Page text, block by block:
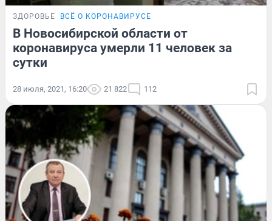
ЗДОРОВЬЕ ВСЁ О КОРОНАВИРУСЕ
В Новосибирской области от
коронавируса умерли 11 человек за
сутки
28 июля, 2021, 16:20 21 822 112